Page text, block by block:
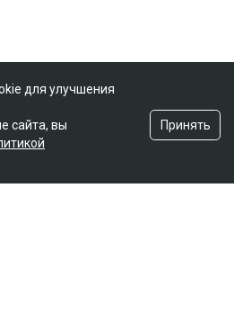
для улучшения
сайта, вы
Принять